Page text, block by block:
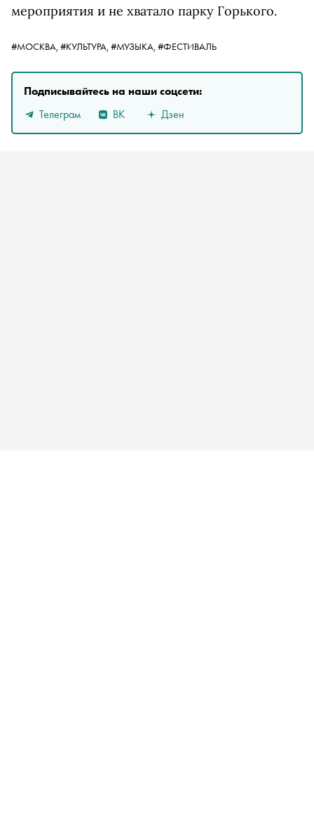
мероприятия и не хватало парку Горького.
#МОСКВА, #КУЛЬТУРА, #МУЗЫКА, #ФЕСТИВАЛЬ
Подписывайтесь на наши соцсети:
Телеграм
ВК Дзен